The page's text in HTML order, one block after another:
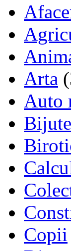
Arta
Auto
Copii